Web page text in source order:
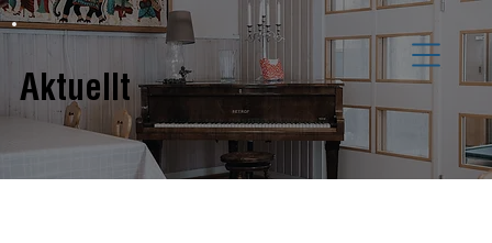
Aktuellt